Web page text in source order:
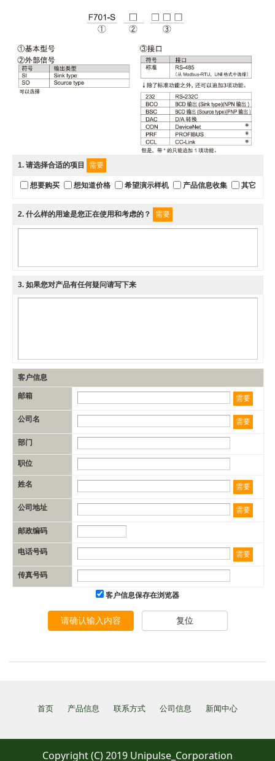
1. 请选择合适的项目 需要
想要购买 想知道价格 希望演示样机 产品信息收集 其它
2. 什么样的用途是您正在使用和考虑的？ 需要
3. 如果您对产品有任何疑问请写下来
客户信息
邮箱 需要
公司名 需要
部门
职位
姓名 需要
公司地址 需要
邮政编码
电话号码 需要
传真号码
客户信息保存在浏览器
请确认输入内容 复位
首页 产品信息 联系方式 公司信息 新闻中心
Copyright (C) 2019 Unipulse_Corporation